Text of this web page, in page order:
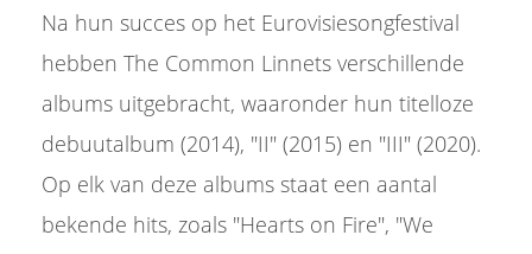
Na hun succes op het Eurovisiesongfestival
hebben The Common Linnets verschillende
albums uitgebracht, waaronder hun titelloze
debuutalbum (2014), "II" (2015) en "III" (2020).
Op elk van deze albums staat een aantal
bekende hits, zoals "Hearts on Fire", "We